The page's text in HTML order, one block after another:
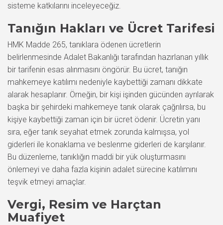
sisteme katkılarını inceleyeceğiz.
Tanığın Hakları ve Ücret Tarifesi
HMK Madde 265, tanıklara ödenen ücretlerin
belirlenmesinde Adalet Bakanlığı tarafından hazırlanan yıllık
bir tarifenin esas alınmasını öngörür. Bu ücret, tanığın
mahkemeye katılımı nedeniyle kaybettiği zamanı dikkate
alarak hesaplanır. Örneğin, bir kişi işinden gücünden ayrılarak
başka bir şehirdeki mahkemeye tanık olarak çağrılırsa, bu
kişiye kaybettiği zaman için bir ücret ödenir. Ücretin yanı
sıra, eğer tanık seyahat etmek zorunda kalmışsa, yol
giderleri ile konaklama ve beslenme giderleri de karşılanır.
Bu düzenleme, tanıklığın maddi bir yük oluşturmasını
önlemeyi ve daha fazla kişinin adalet sürecine katılımını
teşvik etmeyi amaçlar.
Vergi, Resim ve Harçtan
Muafiyet